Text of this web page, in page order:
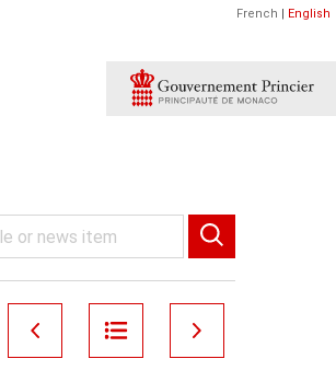
French | English